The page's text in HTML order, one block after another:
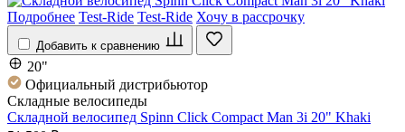
Подробнее Test-Ride Test-Ride Хочу в рассрочку
Добавить к сравнению
20"
Официальный дистрибьютор
Складные велосипеды
Складной велосипед Spinn Click Compact Man 3i 20" Khaki